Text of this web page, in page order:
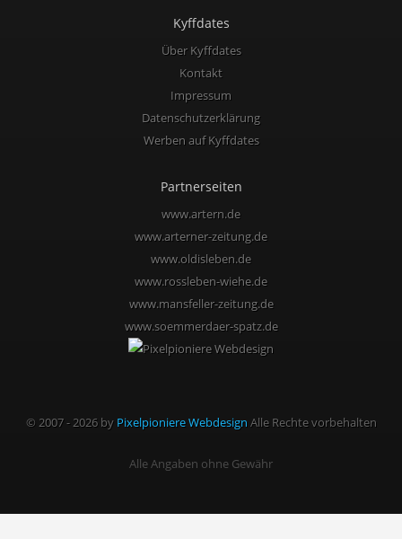
Kyffdates
Über Kyffdates
Kontakt
Impressum
Datenschutzerklärung
Werben auf Kyffdates
Partnerseiten
www.artern.de
www.arterner-zeitung.de
www.oldisleben.de
www.rossleben-wiehe.de
www.mansfeller-zeitung.de
www.soemmerdaer-spatz.de
© 2007 - 2026 by Pixelpioniere Webdesign Alle Rechte vorbehalten
Alle Angaben ohne Gewähr